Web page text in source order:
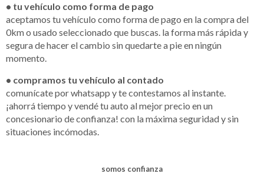
• tu vehículo como forma de pago
aceptamos tu vehículo como forma de pago en la compra del
0km o usado seleccionado que buscas. la forma más rápida y
segura de hacer el cambio sin quedarte a pie en ningún
momento.
• compramos tu vehículo al contado
comunícate por whatsapp y te contestamos al instante.
¡ahorrá tiempo y vendé tu auto al mejor precio en un
concesionario de confianza! con la máxima seguridad y sin
situaciones incómodas.
somos confianza